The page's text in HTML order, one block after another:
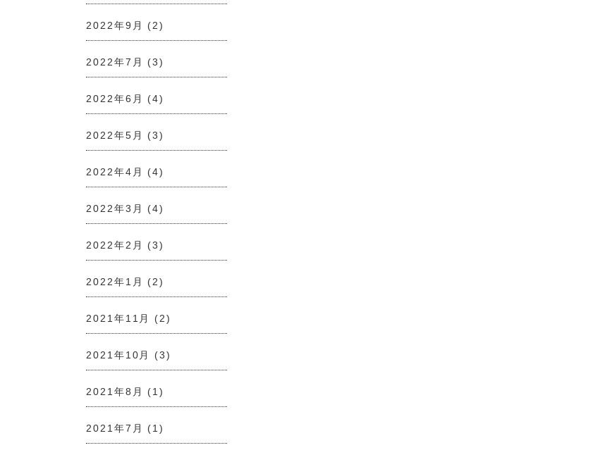
2022年9月 (2)
2022年7月 (3)
2022年6月 (4)
2022年5月 (3)
2022年4月 (4)
2022年3月 (4)
2022年2月 (3)
2022年1月 (2)
2021年11月 (2)
2021年10月 (3)
2021年8月 (1)
2021年7月 (1)